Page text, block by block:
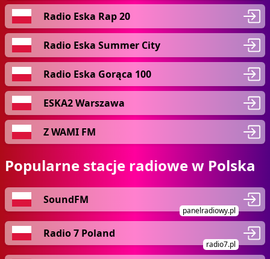
Radio Eska Rap 20
Radio Eska Summer City
Radio Eska Gorąca 100
ESKA2 Warszawa
Z WAMI FM
Popularne stacje radiowe w Polska
SoundFM
panelradiowy.pl
Radio 7 Poland
radio7.pl